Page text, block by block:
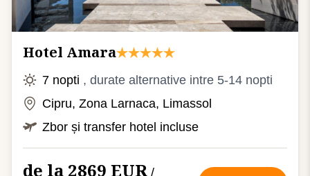
Hotel Amara
7 nopti , durate alternative intre 5-14 nopti
Cipru, Zona Larnaca, Limassol
Zbor și transfer hotel incluse
de la 2869 EUR /